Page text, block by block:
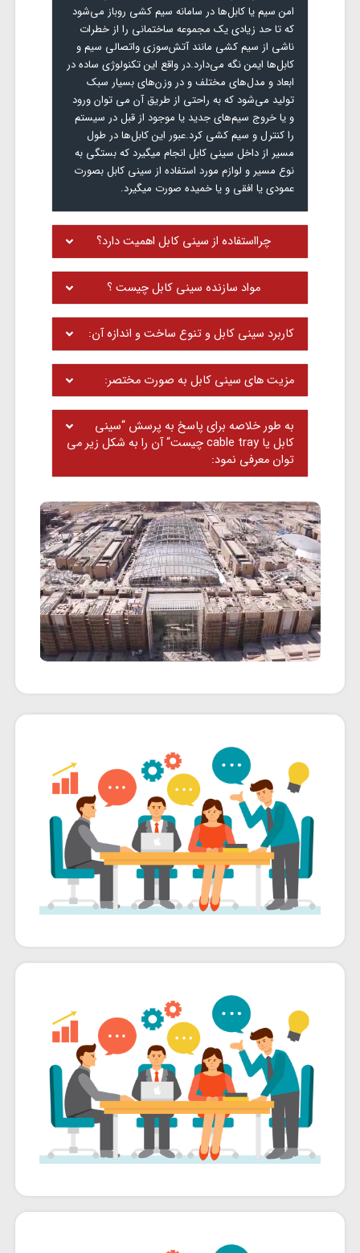
امن سیم یا کابل‌ها در سامانه سیم کشی روباز می‌شود
که تا حد زیادی یک مجموعه ساختمانی را از خطرات
ناشی از سیم کشی مانند آتش‌سوزی واتصالی سیم و
کابل‌ها ایمن نگه می‌دارد.در واقع این تکنولوژی ساده در
ابعاد و مدل‌های مختلف و در وزن‌های بسیار سبک
تولید می‌شود که به راحتی از طریق آن می توان ورود
و یا خروج سیم‌های جدید یا موجود از قبل در سیستم
را کنترل و سیم کشی کرد.عبور این کابل‌ها در طول
مسیر از داخل سینی کابل انجام میگیرد که بستگی به
نوع مسیر و لوازم مورد استفاده از سینی کابل بصورت
عمودی یا افقی و یا خمیده صورت میگیرد.
چرااستفاده از سینی کابل اهمیت دارد؟
مواد سازنده سینی کابل چیست ؟
کاربرد سینی کابل و تنوع ساخت و اندازه آن:
مزیت های سینی کابل به صورت مختصر:
به طور خلاصه برای پاسخ به پرسش “سینی
کابل یا cable tray چیست“ آن را به شکل زیر می
توان معرفی نمود: